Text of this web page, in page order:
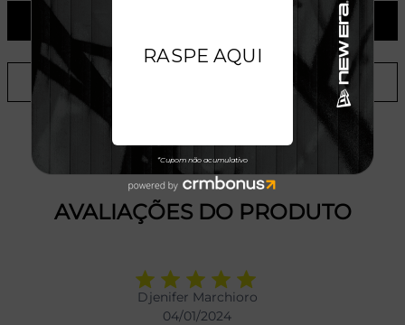
ADICIONAR A LISTA DE DESEJOS
AVALIAÇÕES DO PRODUTO
Djenifer Marchioro
04/01/2024